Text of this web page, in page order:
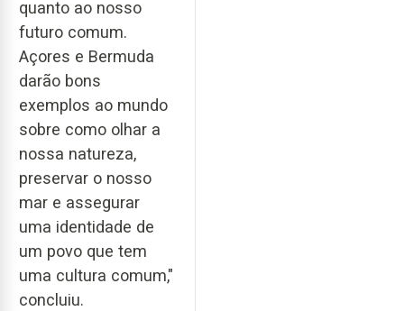
quanto ao nosso
futuro comum.
Açores e Bermuda
darão bons
exemplos ao mundo
sobre como olhar a
nossa natureza,
preservar o nosso
mar e assegurar
uma identidade de
um povo que tem
uma cultura comum,"
concluiu.